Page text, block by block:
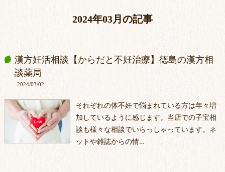
2024年03月の記事
漢方妊活相談【からだと不妊治療】徳島の漢方相
談薬局
2024/03/02
それぞれの体不妊で悩まれている方は年々増
加しているように感じます。当店での子宝相
談も様々な相談でいらっしゃっています。ネ
ットや雑誌からの情…